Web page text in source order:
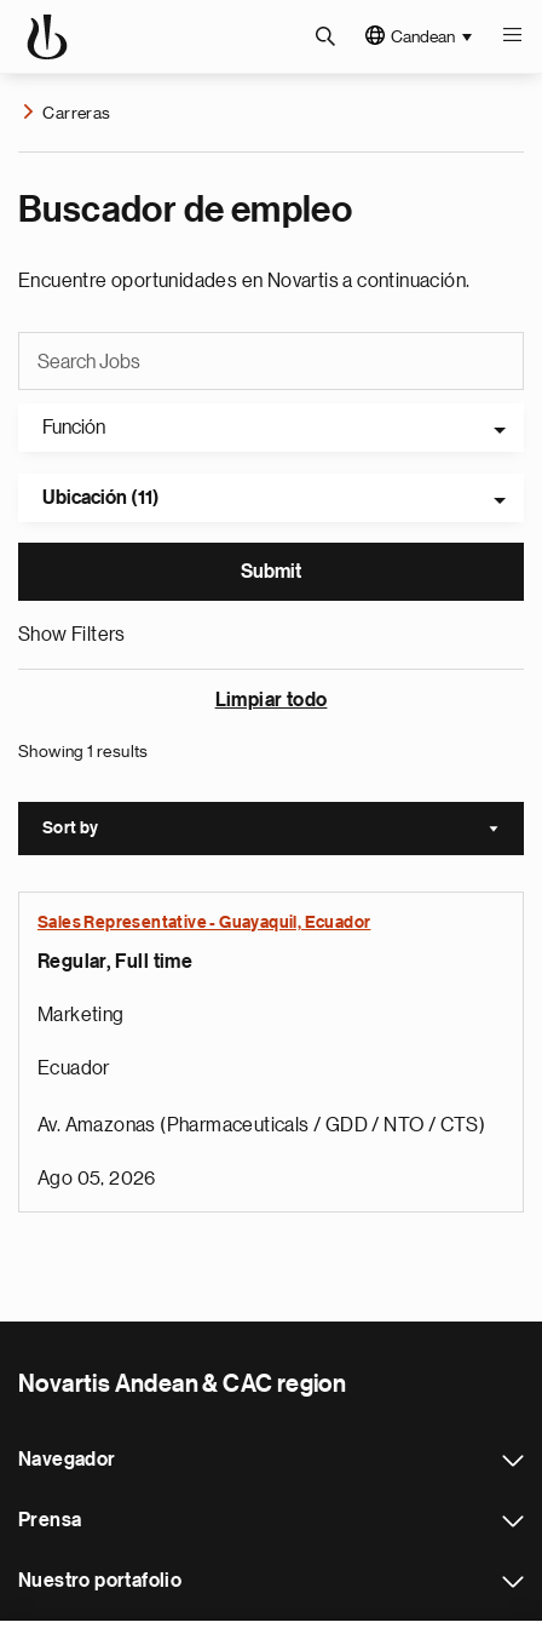
Candean
Carreras
Buscador de empleo
Encuentre oportunidades en Novartis a continuación.
Función
Ubicación (11)
Show Filters
Limpiar todo
Showing 1 results
Sort by Sort
Sales Representative - Guayaquil, Ecuador
Regular, Full time
Marketing
Ecuador
Av. Amazonas (Pharmaceuticals / GDD / NTO / CTS)
Ago 05, 2026
Novartis Andean & CAC region
Navegador
Prensa
Nuestro portafolio